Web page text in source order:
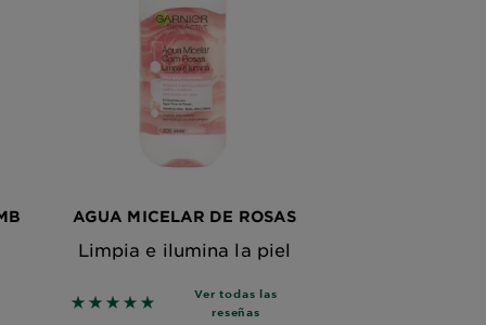
AGUA MICELAR DE ROSAS
Limpia e ilumina la piel
5 out of 5 stars based on reviews
Ver todas las
reseñas